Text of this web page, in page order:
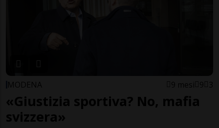
MODENA 9 mesi 9 3
«Giustizia sportiva? No, mafia
svizzera»